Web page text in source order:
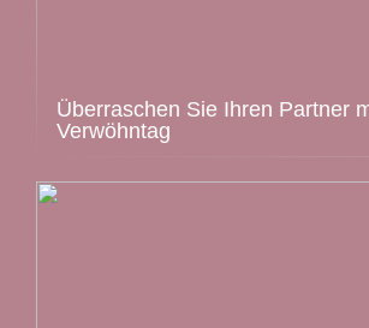
Überraschen Sie Ihren Partner
Verwöhntag